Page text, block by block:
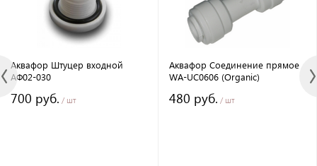
Аквафор Штуцер входной
АФ02-030
700 руб. / шт
Аквафор Соединение прямое
WA-UC0606 (Organic)
480 руб. / шт